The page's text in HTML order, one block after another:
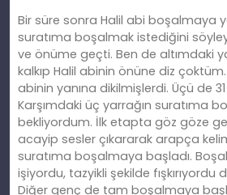
Bir süre sonra Halil abi boşalmaya
suratıma boşalmak istediğini
ve önüme geçti. Ben de altımdaki
kalkıp Halil abinin önüne diz
abinin yanına dikilmişlerdi. Üçü de
Karşımdaki üç yarrağın suratıma
bekliyordum. İlk etapta göz göze
acayip sesler çıkararak arapça
suratıma boşalmaya başladı.
işiyordu, tazyikli şekilde fışkırıyordu
Diğer genç de tam boşalmaya